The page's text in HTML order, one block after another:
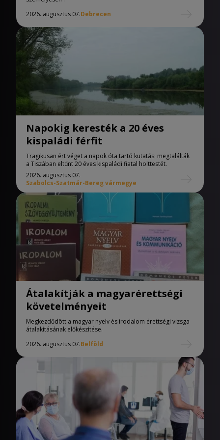
2026. augusztus 07.Debrecen
Napokig keresték a 20 éves
kispaládi férfit
Tragikusan ért véget a napok óta tartó kutatás: megtalálták
a Tiszában eltűnt 20 éves kispaládi fiatal holttestét.
2026. augusztus 07.
Szabolcs-Szatmár-Bereg vármegye
Átalakítják a magyarérettségi
követelményeit
Megkezdődött a magyar nyelv és irodalom érettségi vizsga
átalakításának előkészítése.
2026. augusztus 07.Belföld